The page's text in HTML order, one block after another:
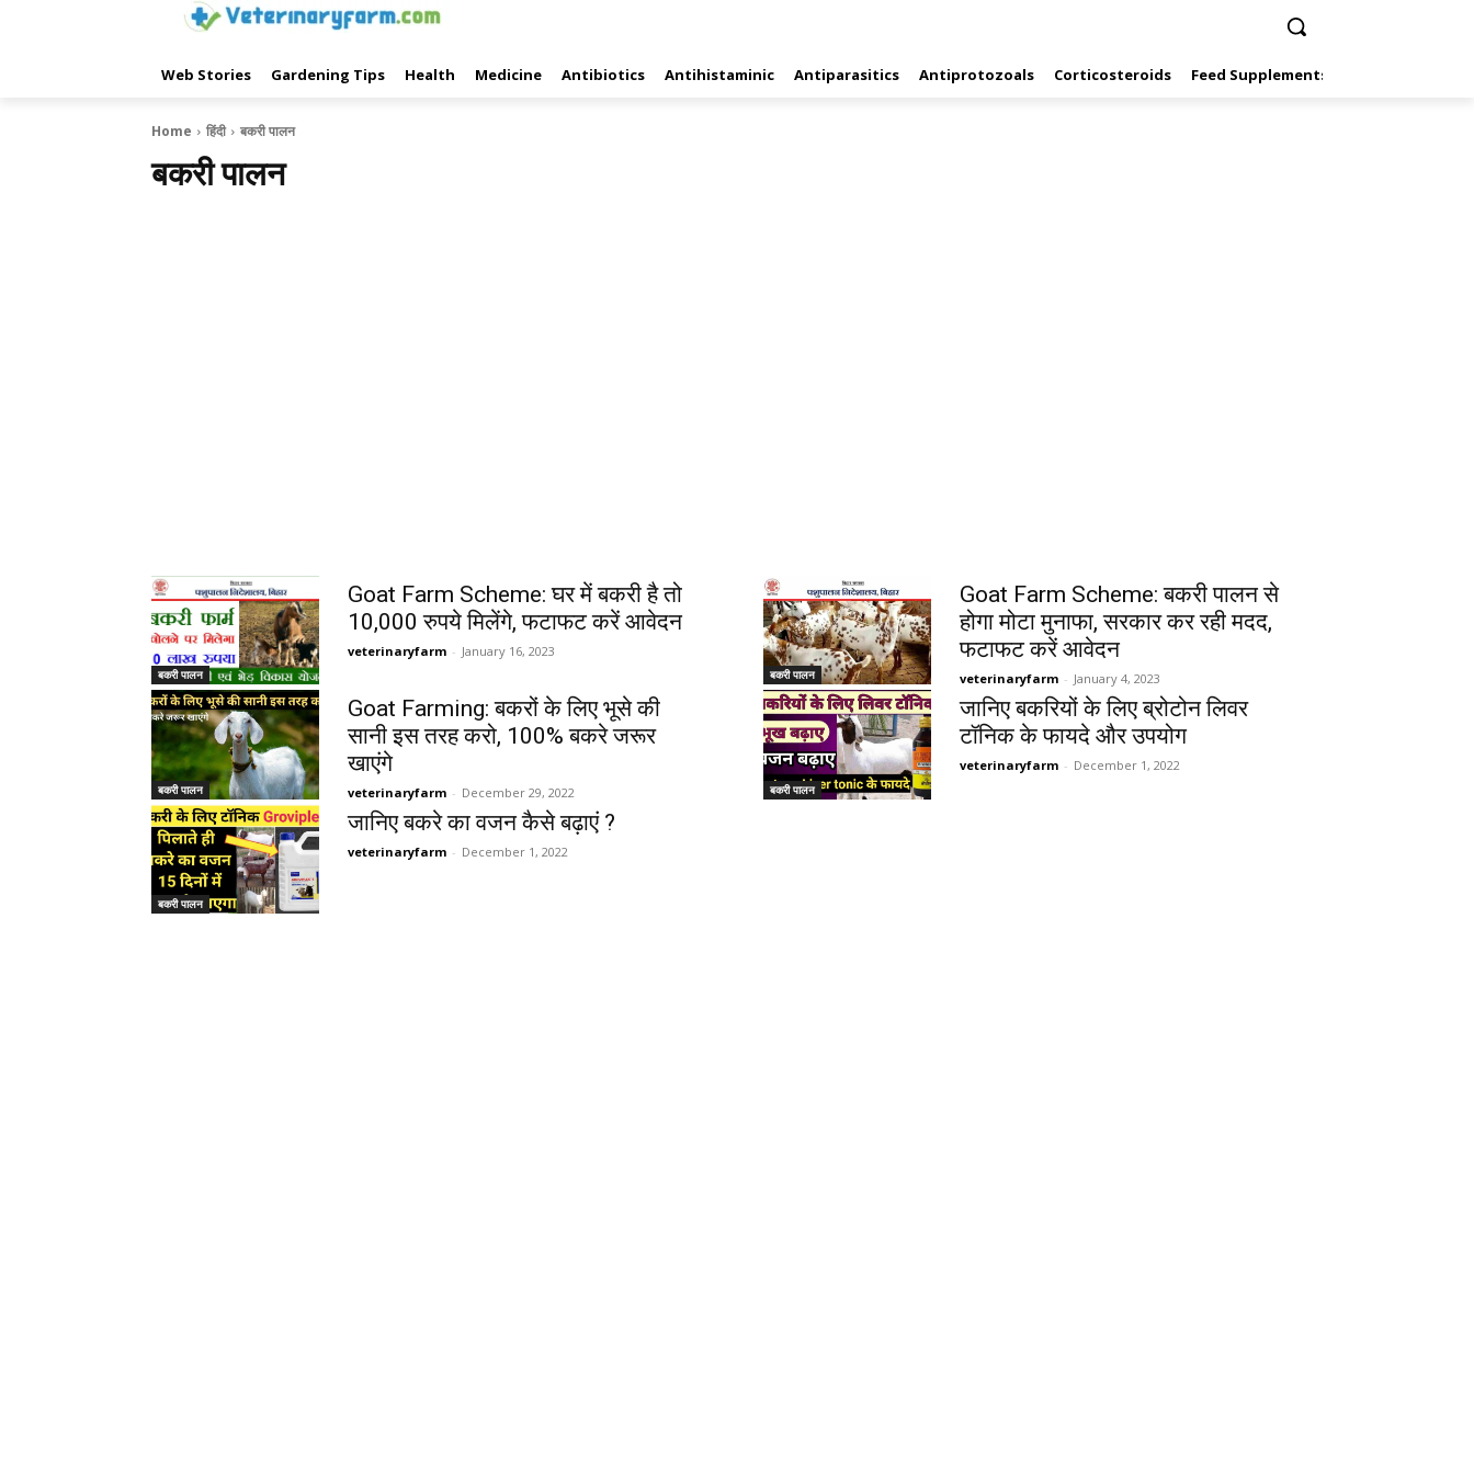
Web Stories Gardening Tips Health Medicine Antibiotics Antihistaminic Antiparasitics Antiprotozoals Corticosteroids Feed Supplements
Home हिंदी बकरी पालन
बकरी पालन
बकरी पालन
Goat Farm Scheme: घर में बकरी है तो
10,000 रुपये मिलेंगे, फटाफट करें आवेदन
veterinaryfarm - January 16, 2023
बकरी पालन
Goat Farm Scheme: बकरी पालन से
होगा मोटा मुनाफा, सरकार कर रही मदद,
फटाफट करें आवेदन
veterinaryfarm - January 4, 2023
बकरी पालन
Goat Farming: बकरों के लिए भूसे की
सानी इस तरह करो, 100% बकरे जरूर
खाएंगे
veterinaryfarm - December 29, 2022 बकरी पालन
जानिए बकरियों के लिए ब्रोटोन लिवर
टॉनिक के फायदे और उपयोग
veterinaryfarm - December 1, 2022
बकरी पालन
जानिए बकरे का वजन कैसे बढ़ाएं ?
veterinaryfarm - December 1, 2022